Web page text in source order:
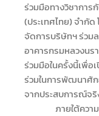
ร่วมมือทางวิชาการ
(ประเทศไทย) จำกัด
จัดการบริษัทฯ ร่วม
อาคารกรมหลวงนร
ร่วมมือในครั้งนี้เพื่อ
ร่วมในการพัฒนาศั
จากประสบการณ์จ
ภายใต้ควา